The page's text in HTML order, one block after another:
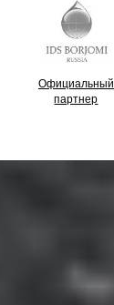
Официальный
партнер